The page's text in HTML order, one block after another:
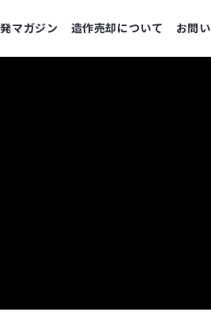
マガジン 造作売却について お問